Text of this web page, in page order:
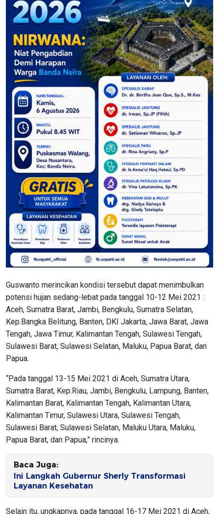
Guswanto merincikan kondisi tersebut dapat menimbulkan
potensi hujan sedang-lebat pada tanggal 10-12 Mei 2021 :
Aceh, Sumatra Barat, Jambi, Bengkulu, Sumatra Selatan,
Kep.Bangka Belitung, Banten, DKI Jakarta, Jawa Barat, Jawa
Tengah, Jawa Timur, Kalimantan Tengah, Sulawesi Tengah,
Sulawesi Barat, Sulawesi Selatan, Maluku, Papua Barat, dan
Papua.
“Pada tanggal 13-15 Mei 2021 di Aceh, Sumatra Utara,
Sumatra Barat, Kep.Riau, Jambi, Bengkulu, Lampung, Banten,
Kalimantan Barat, Kalimantan Tengah, Kalimantan Utara,
Kalimantan Timur, Sulawesi Utara, Sulawesi Tengah,
Sulawesi Barat, Sulawesi Selatan, Maluku Utara, Maluku,
Papua Barat, dan Papua,” rincinya.
Baca Juga:
Ini Langkah Gubernur Sherly Transformasi
Layanan Kesehatan
Selain itu, ungkapnya, pada tanggal 16-17 Mei 2021 di Aceh,